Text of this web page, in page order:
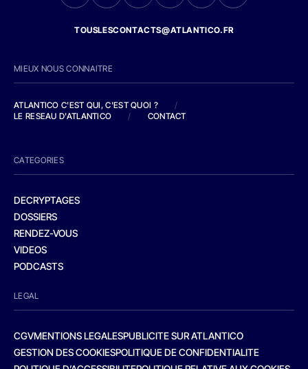
TOUSLESCONTACTS@ATLANTICO.FR
MIEUX NOUS CONNAITRE
ATLANTICO C'EST QUI, C'EST QUOI ?
/
LE RESEAU D'ATLANTICO
/ CONTACT
CATEGORIES
DECRYPTAGES
DOSSIERS
RENDEZ-VOUS
VIDEOS
PODCASTS
LEGAL
CGVMENTIONS LEGALESPUBLICITE SUR ATLANTICO
GESTION DES COOKIESPOLITIQUE DE CONFIDENTIALITE